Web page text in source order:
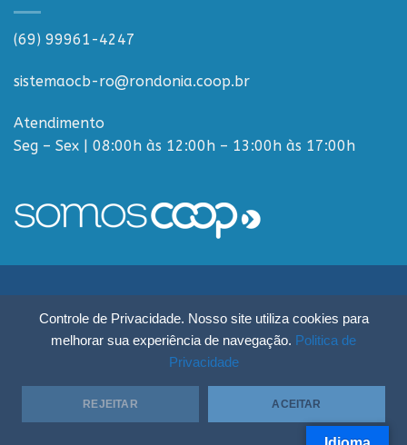
Controle de Privacidade. Nosso site utiliza cookies para
melhorar sua experiência de navegação. Politica de
Privacidade
REJEITAR ACEITAR
(69) 99961-4247
sistemaocb-ro@rondonia.coop.br
Atendimento
Seg – Sex | 08:00h às 12:00h – 13:00h às 17:00h
Sistema OCB Rondônia © Todos os Direitos Reservados - R. Paulo
Macalão, 4675 - Flodoaldo Pontes Pinto, Porto Velho - RO, 76820-454